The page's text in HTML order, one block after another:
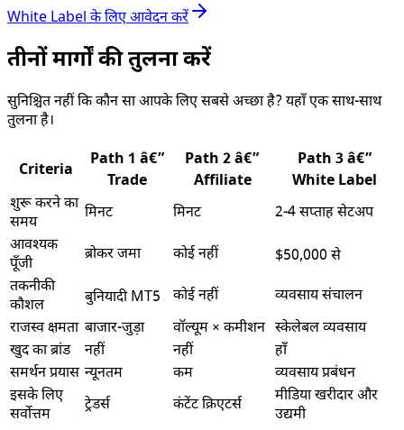
White Label के लिए आवेदन करें
तीनों मार्गों की तुलना करें
सुनिश्चित नहीं कि कौन सा आपके लिए सबसे अच्छा है? यहाँ एक साथ-साथ
तुलना है।
Criteria
Path 1 â€”
Trade
Path 2 â€”
Affiliate
Path 3 â€”
White Label
शुरू करने का
समय
मिनट मिनट
2-4 सप्ताह सेटअप
आवश्यक
पूँजी
ब्रोकर जमा कोई नहीं
$50,000 से
तकनीकी
कौशल
बुनियादी MT5 कोई नहीं
व्यवसाय संचालन
राजस्व क्षमता बाजार-जुड़ा वॉल्यूम × कमीशन स्केलेबल व्यवसाय
खुद का ब्रांड
नहीं नहीं
हाँ
समर्थन प्रयास न्यूनतम कम
व्यवसाय प्रबंधन
इसके लिए
सर्वोत्तम
ट्रेडर्स कंटेंट क्रिएटर्स
मीडिया खरीदार और
उद्यमी